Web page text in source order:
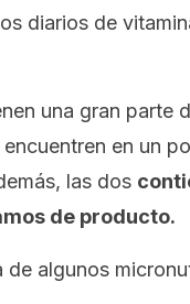
diarios de
una gran parte
en un
las dos
de producto.
algunos